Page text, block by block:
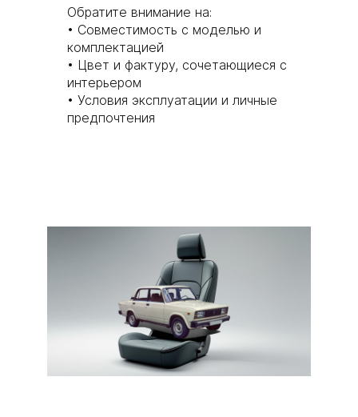
Обратите внимание на:
• Совместимость с моделью и
комплектацией
• Цвет и фактуру, сочетающиеся с
интерьером
• Условия эксплуатации и личные
предпочтения
Чехлы на сиденья Ваз
2105 (Лада 2105)
Надежные и практичные
чехлы для вашего Ваз
2105 — защита и комфорт
салона.